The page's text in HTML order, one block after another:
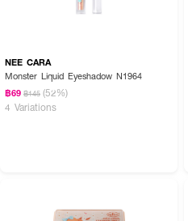
NEE CARA
Monster Liquid Eyeshadow N1964
฿69 ฿145 (52%)
4 Variations